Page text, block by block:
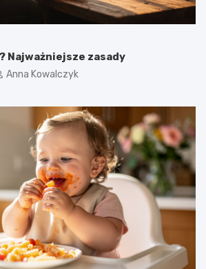
Najważniejsze zasady
Anna Kowalczyk